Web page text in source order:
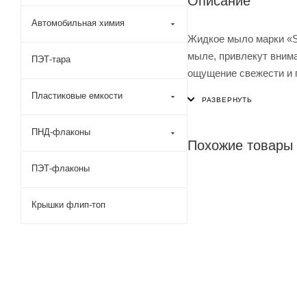
Жидкое мыло марки
мыле, привлекут
ощущение свежести и
Похожие товары
Автомобильная химия
ПЭТ-тара
Пластиковые емкости
ПНД-флаконы
ПЭТ-флаконы
Крышки флип-топ